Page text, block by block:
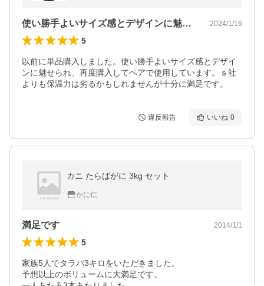
使い勝手よいサイズ感とデザインに魅せられ 2024/1/16
5
以前に単品購入しました。使い勝手よいサイズ感とデザイ
ンに魅せられ、再度購入してペアで使用しています。ｓ社
よりも保温力は劣るかもしれませんが十分に満足です。
違反報告 いいね 0
カニ たらばがに 3kg セット
かに仁
満足です 2014/1/1
5
家族5人でタラバ3キロをいただきました。
予想以上のボリュームに大満足です。